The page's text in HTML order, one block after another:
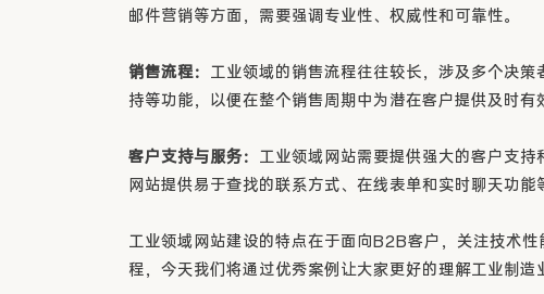
邮件营销等方面，需要强调专业性、权威性和可靠性。
销售流程： 工业领域的销售流程往往较长，涉及多个决
持等功能，以便在整个销售周期中为潜在客户提供及时有
客户支持与服务： 工业领域网站需要提供强大的客户支
网站提供易于查找的联系方式、在线表单和实时聊天功能
工业领域网站建设的特点在于面向B2B客户，关注技术
程，今天我们将通过优秀案例让大家更好的理解工业制造